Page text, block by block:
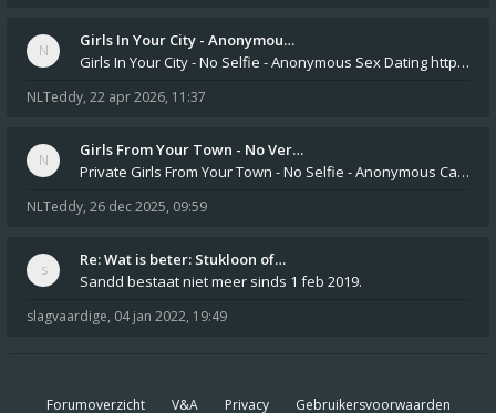
Girls In Your City - Anonymou…
Girls In Your City - No Selfie - Anonymous Sex Dating https://SecretPrivat.com Womens In Your Town - Anonymous S
NLTeddy, 22 apr 2026, 11:37
Girls From Your Town - No Ver…
Private Girls From Your Town - No Selfie - Anonymous Casual Dating https://PrivateLadyEscorts.com Private Lady In
NLTeddy, 26 dec 2025, 09:59
Re: Wat is beter: Stukloon of…
Sandd bestaat niet meer sinds 1 feb 2019.
slagvaardige, 04 jan 2022, 19:49
Forumoverzicht V&A Privacy Gebruikersvoorwaarden